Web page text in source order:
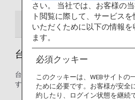
空港ガイド
台湾桃園国際空港ガイド
台湾桃園国際空港の発着ターミナルマ
するその他の情報。
さい。 当社では、お客様の
ト閲覧に際して、サービス
いただくために以下の情報を
ます。
必須クッキー
このクッキーは、WEBサイトの
ために必要です。お客様が安全
約したり、ログイン状態を継続